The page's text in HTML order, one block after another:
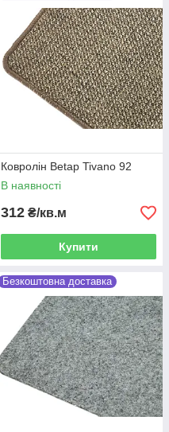
Ковролін Betap Tivano 92
В наявності
312 ₴/кв.м
Купити
Безкоштовна доставка